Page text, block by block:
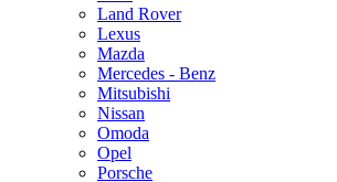
Land Rover
Lexus
Mazda
Mercedes - Benz
Mitsubishi
Nissan
Omoda
Opel
Porsche